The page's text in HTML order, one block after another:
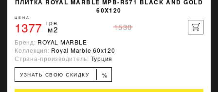
ПЛИТКА ROYAL MARBLE MPB-R571 BLACK AND GOLD
60X120
ЦЕНА
1377 грн
м2 1530
Бренд: ROYAL MARBLE
Коллекция: Royal Marble 60х120
Страна-производитель: Турция
УЗНАТЬ СВОЮ СКИДКУ %